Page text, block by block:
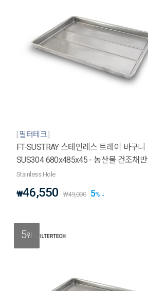
필터테크
FT-SUSTRAY 스테인레스 트레이 바구니
SUS304 680x485x45 - 농산물 건조채반
Stainless Hole
₩46,550 ₩49,000 5%
5위